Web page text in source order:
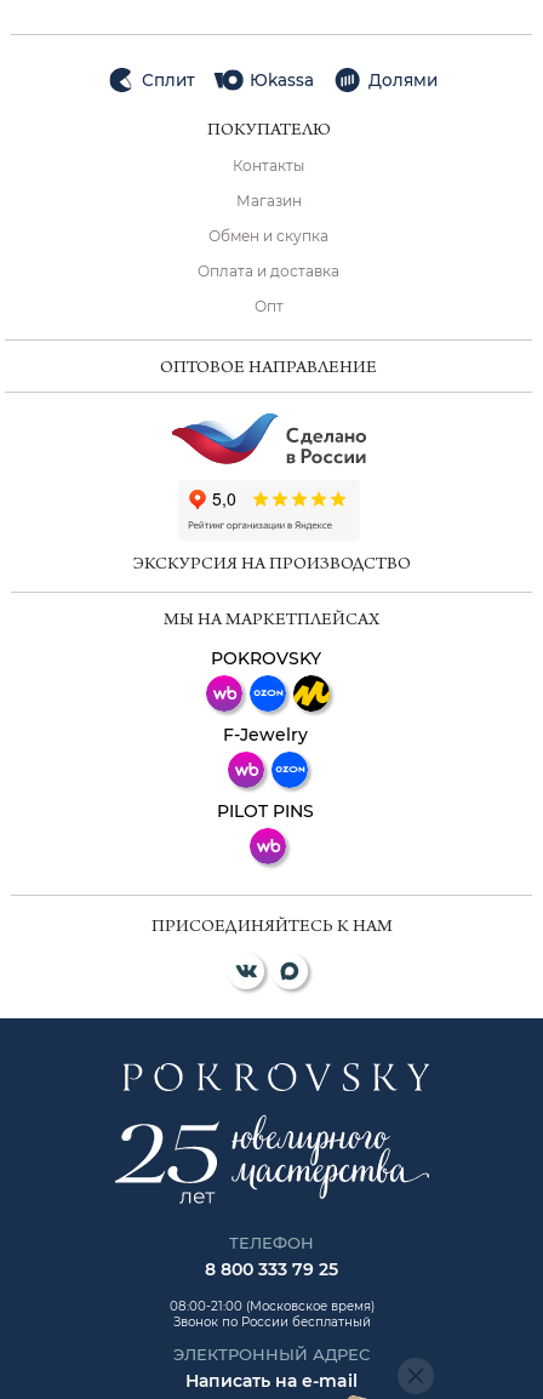
Сплит Юkassa Долями
ПОКУПАТЕЛЮ
Контакты
Магазин
Обмен и скупка
Оплата и доставка
Опт
ОПТОВОЕ НАПРАВЛЕНИЕ
ЭКСКУРСИЯ НА ПРОИЗВОДСТВО
МЫ НА МАРКЕТПЛЕЙСАХ
POKROVSKY
F-Jewelry
PILOT PINS
ПРИСОЕДИНЯЙТЕСЬ К НАМ
ТЕЛЕФОН
8 800 333 79 25
08:00-21:00 (Московское время)
Звонок по России бесплатный
ЭЛЕКТРОННЫЙ АДРЕС
Написать на e-mail